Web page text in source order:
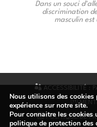
Dans un souci
discrimination
masculin
ACCESSIBILITÉ :
POLITIQUE DE
Nous utilisons des
expérience sur notre site.
Pour connaitre les
politique de protection des